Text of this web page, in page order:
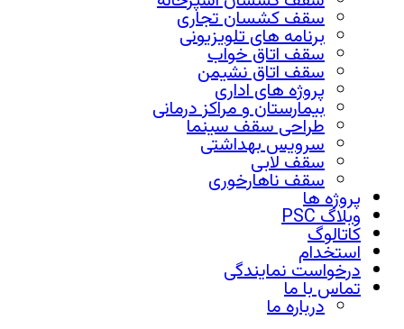
سقف کشسان تجاری
برنامه های تلویزیونی
سقف اتاق خواب
سقف اتاق نشیمن
پروژه های اداری
بیمارستان و مراکز درمانی
طراحی سقف سینما
سرویس بهداشتی
سقف لابی
سقف ناهارخوری
پروژه ها
وبلاگ PSC
کاتالوگ
استخدام
درخواست نمایندگی
تماس با ما
درباره ما